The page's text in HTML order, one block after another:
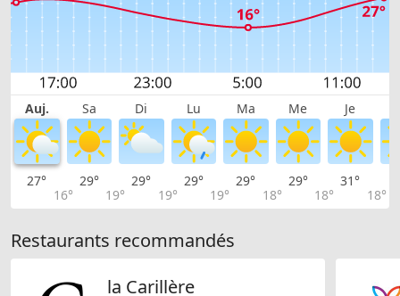
Auj. Sa Di Lu Ma Me Je
27°
16°
29°
19°
29°
19°
29°
19°
29°
18°
29°
18°
31°
18°
Restaurants recommandés
la Carillère